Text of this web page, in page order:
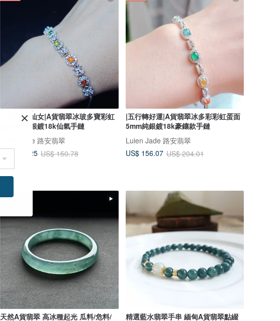
|幸運彩虹仙女|A貨翡翠冰玻多寶彩虹
蛋3mm純銀鍍18k仙氣手鏈
Luien Jade 路安翡翠
US$ 143.25 US$ 150.78
|五行轉好運|A貨翡翠冰多彩彩虹蛋面
5mm純銀鍍18k豪鑲款手鏈
Luien Jade 路安翡翠
US$ 156.07 US$ 204.01
天然A貨翡翠 高冰種起光 瓜料/危料/
精選藍水翡翠手串 緬甸A貨翡翠點綴